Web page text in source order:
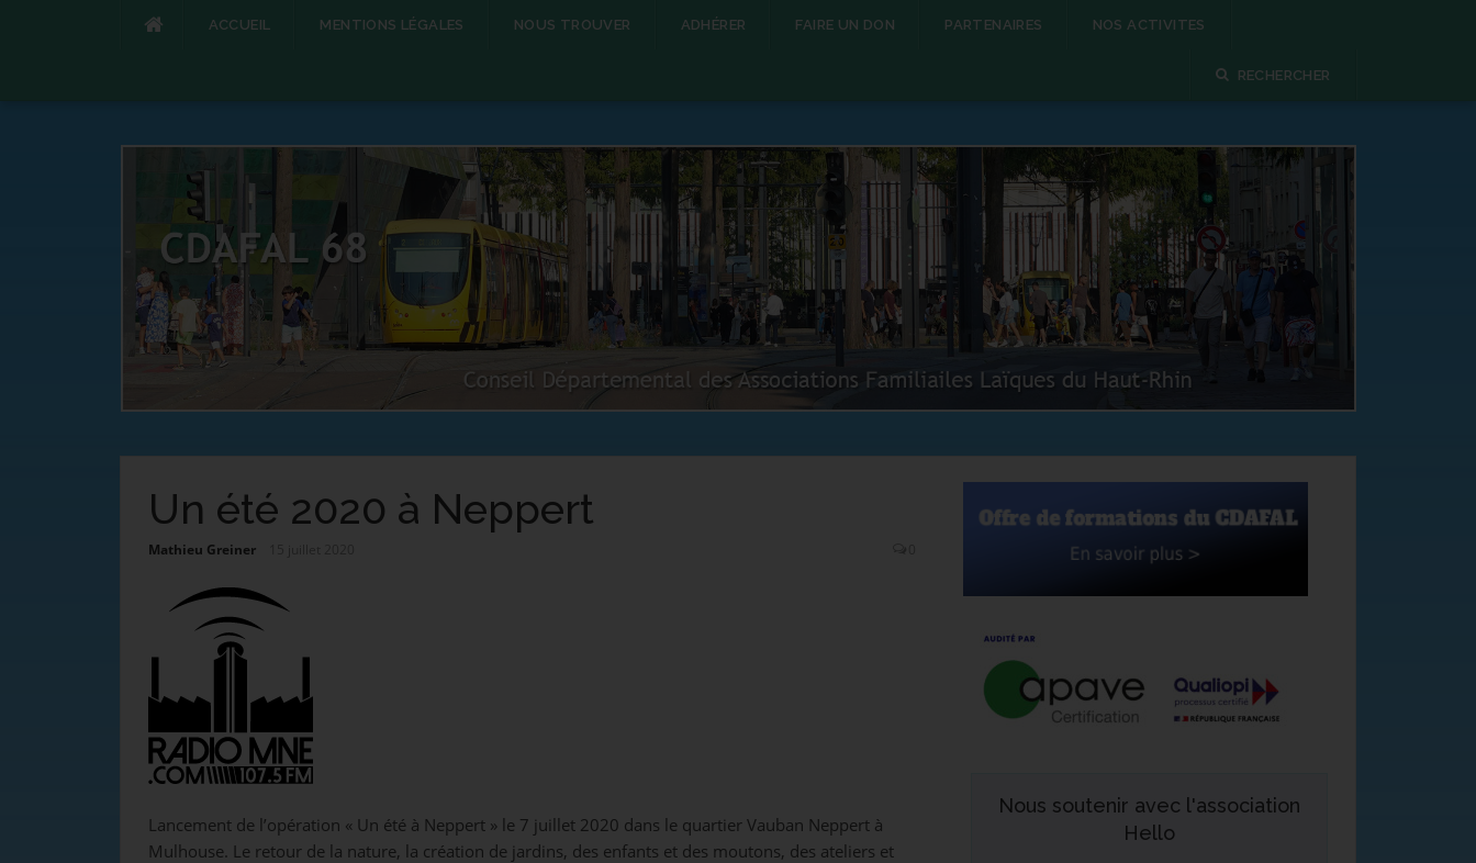
ACCUEIL MENTIONS LÉGALES NOUS TROUVER ADHÉRER FAIRE UN DON PARTENAIRES NOS ACTIVITES
RECHERCHER
Un été 2020 à Neppert
Mathieu Greiner
Lancement de l’opération « Un été à Neppert » le 7 juillet 2020 dans le quartier Vauban Neppert à
Mulhouse. Le retour de la nature, la création de jardins, des enfants et des moutons, des ateliers et
Nous soutenir avec l'association
Hello